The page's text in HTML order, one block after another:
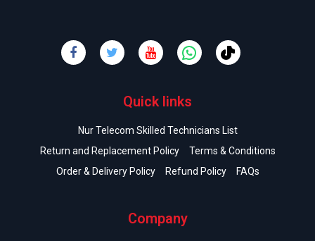
Quick links
Nur Telecom Skilled Technicians List
Return and Replacement Policy
Terms & Conditions
Order & Delivery Policy
Refund Policy FAQs
Company